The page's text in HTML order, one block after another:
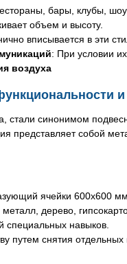
бары, клубы,
объем и высоту.
вписывается в эти
: При условии
воздуха
синонимом
представляет собой
ячейки 600х600
дерево,
навыков.
путем снятия отдельных